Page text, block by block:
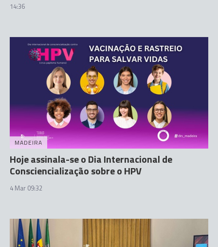
14:36
MADEIRA
Hoje assinala-se o Dia Internacional de
Consciencialização sobre o HPV
4 Mar 09:32